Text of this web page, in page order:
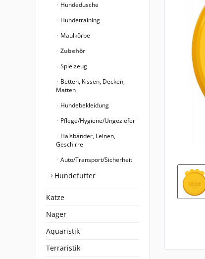
Hundedusche
Hundetraining
Maulkörbe
Zubehör
Spielzeug
Betten, Kissen, Decken,
Matten
Hundebekleidung
Pflege/Hygiene/Ungeziefer
Halsbänder, Leinen,
Geschirre
Auto/Transport/Sicherheit
Hundefutter
Katze
Nager
Aquaristik
Terraristik